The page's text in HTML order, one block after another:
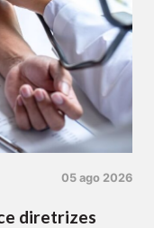
05 ago 2026
diretrizes